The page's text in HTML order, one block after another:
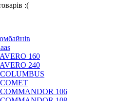
:(
160
240
COLUMBUS
COMMANDOR 106